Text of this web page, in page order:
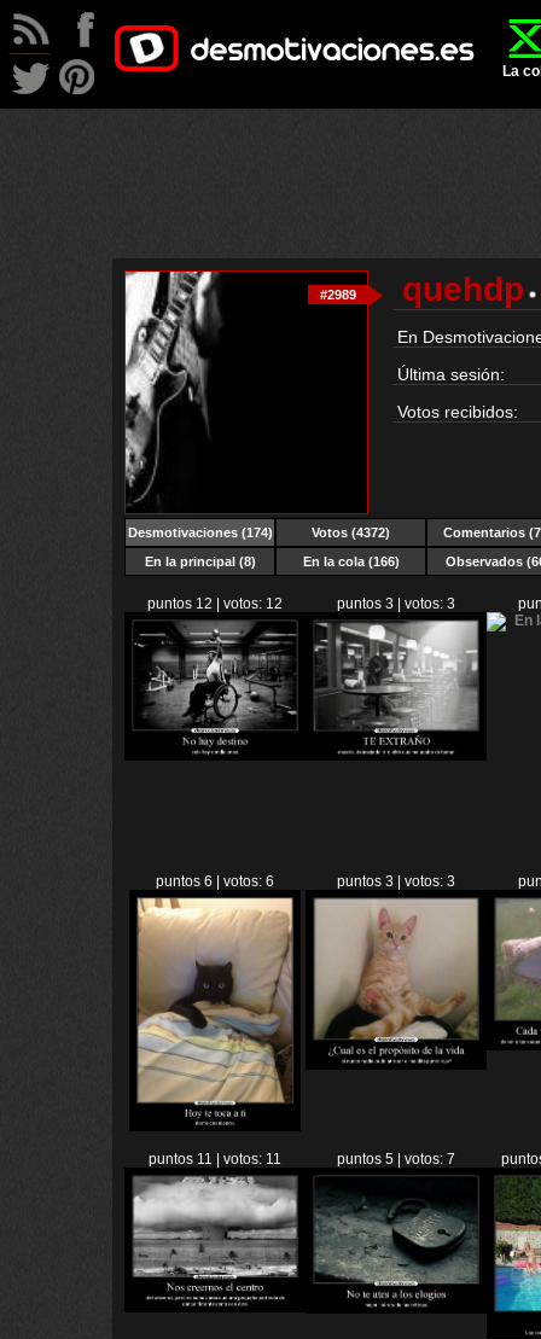
La
#2989 quehdp
En
Última sesión:
Votos recibidos:
Desmotivaciones(174) Votos (4372)
Comentarios
En la principal (8)
En la cola (166) Observados
puntos 12 | votos: 12 puntos 3 | votos: 3
puntos 6 | votos: 6 puntos 3 | votos: 3
puntos 11 | votos: 11 puntos 5 | votos: 7